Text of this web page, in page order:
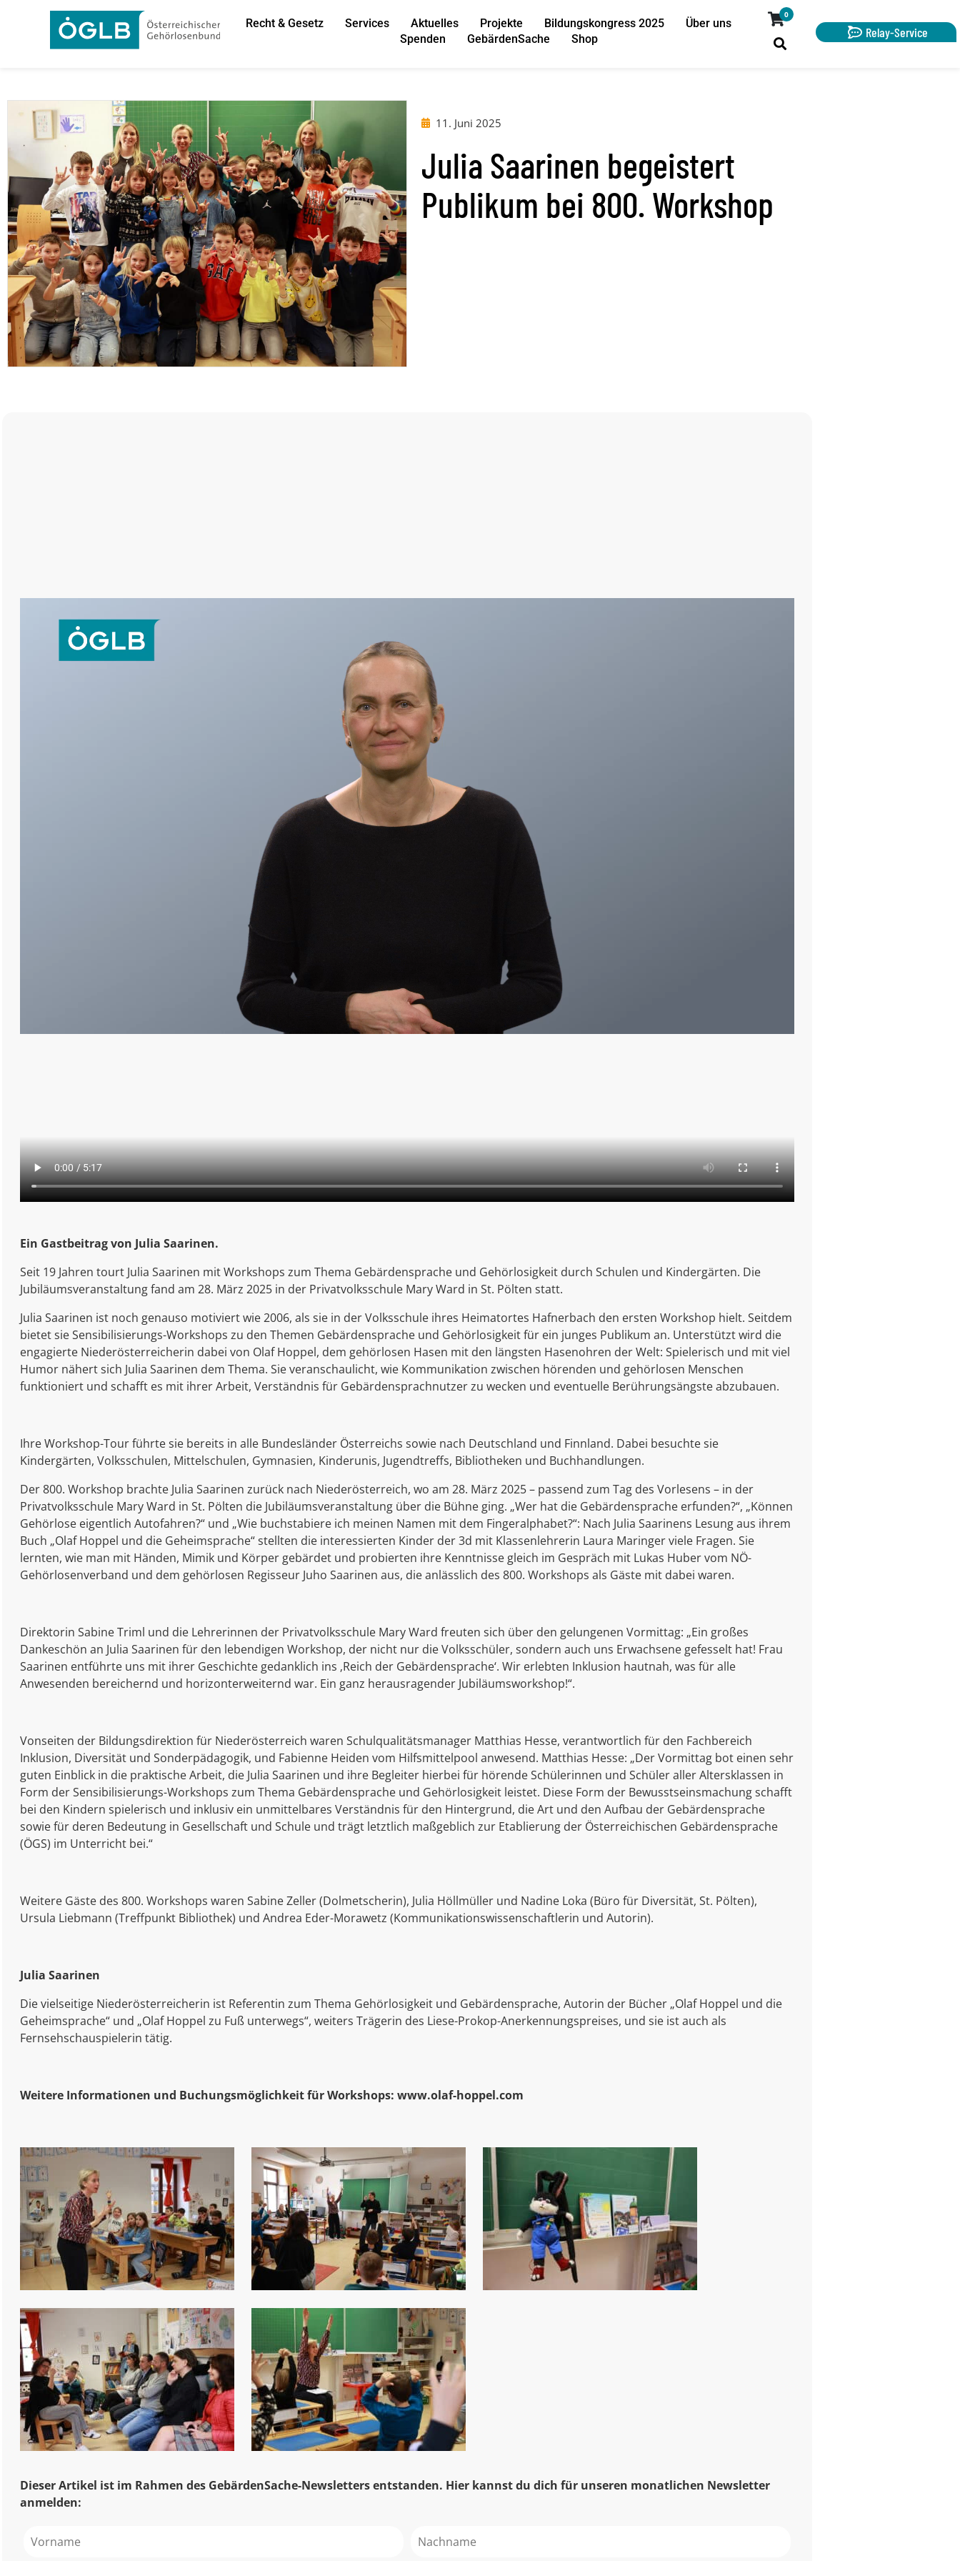
Recht & Gesetz Services Aktuelles Projekte Bildungskongress 2025
Über uns
Spenden
GebärdenSache Shop
0
Relay-Service
11. Juni 2025
Julia Saarinen begeistert
Publikum bei 800. Workshop
Ein Gastbeitrag von Julia Saarinen.
Seit 19 Jahren tourt Julia Saarinen mit Workshops zum Thema Gebärdensprache und Gehörlosigkeit durch Schulen und Kindergärten. Die
Jubiläumsveranstaltung fand am 28. März 2025 in der Privatvolksschule Mary Ward in St. Pölten statt.
Julia Saarinen ist noch genauso motiviert wie 2006, als sie in der Volksschule ihres Heimatortes Hafnerbach den ersten Workshop hielt. Seitdem
bietet sie Sensibilisierungs-Workshops zu den Themen Gebärdensprache und Gehörlosigkeit für ein junges Publikum an. Unterstützt wird die
engagierte Niederösterreicherin dabei von Olaf Hoppel, dem gehörlosen Hasen mit den längsten Hasenohren der Welt: Spielerisch und mit viel
Humor nähert sich Julia Saarinen dem Thema. Sie veranschaulicht, wie Kommunikation zwischen hörenden und gehörlosen Menschen
funktioniert und schafft es mit ihrer Arbeit, Verständnis für Gebärdensprachnutzer zu wecken und eventuelle Berührungsängste abzubauen.
Ihre Workshop-Tour führte sie bereits in alle Bundesländer Österreichs sowie nach Deutschland und Finnland. Dabei besuchte sie
Kindergärten, Volksschulen, Mittelschulen, Gymnasien, Kinderunis, Jugendtreffs, Bibliotheken und Buchhandlungen.
Der 800. Workshop brachte Julia Saarinen zurück nach Niederösterreich, wo am 28. März 2025 – passend zum Tag des Vorlesens – in der
Privatvolksschule Mary Ward in St. Pölten die Jubiläumsveranstaltung über die Bühne ging. „Wer hat die Gebärdensprache erfunden?“, „Können
Gehörlose eigentlich Autofahren?“ und „Wie buchstabiere ich meinen Namen mit dem Fingeralphabet?“: Nach Julia Saarinens Lesung aus ihrem
Buch „Olaf Hoppel und die Geheimsprache“ stellten die interessierten Kinder der 3d mit Klassenlehrerin Laura Maringer viele Fragen. Sie
lernten, wie man mit Händen, Mimik und Körper gebärdet und probierten ihre Kenntnisse gleich im Gespräch mit Lukas Huber vom NÖ-
Gehörlosenverband und dem gehörlosen Regisseur Juho Saarinen aus, die anlässlich des 800. Workshops als Gäste mit dabei waren.
Direktorin Sabine Triml und die Lehrerinnen der Privatvolksschule Mary Ward freuten sich über den gelungenen Vormittag: „Ein großes
Dankeschön an Julia Saarinen für den lebendigen Workshop, der nicht nur die Volksschüler, sondern auch uns Erwachsene gefesselt hat! Frau
Saarinen entführte uns mit ihrer Geschichte gedanklich ins ‚Reich der Gebärdensprache‘. Wir erlebten Inklusion hautnah, was für alle
Anwesenden bereichernd und horizonterweiternd war. Ein ganz herausragender Jubiläumsworkshop!“.
Vonseiten der Bildungsdirektion für Niederösterreich waren Schulqualitätsmanager Matthias Hesse, verantwortlich für den Fachbereich
Inklusion, Diversität und Sonderpädagogik, und Fabienne Heiden vom Hilfsmittelpool anwesend. Matthias Hesse: „Der Vormittag bot einen sehr
guten Einblick in die praktische Arbeit, die Julia Saarinen und ihre Begleiter hierbei für hörende Schülerinnen und Schüler aller Altersklassen in
Form der Sensibilisierungs-Workshops zum Thema Gebärdensprache und Gehörlosigkeit leistet. Diese Form der Bewusstseinsmachung schafft
bei den Kindern spielerisch und inklusiv ein unmittelbares Verständnis für den Hintergrund, die Art und den Aufbau der Gebärdensprache
sowie für deren Bedeutung in Gesellschaft und Schule und trägt letztlich maßgeblich zur Etablierung der Österreichischen Gebärdensprache
(ÖGS) im Unterricht bei.“
Weitere Gäste des 800. Workshops waren Sabine Zeller (Dolmetscherin), Julia Höllmüller und Nadine Loka (Büro für Diversität, St. Pölten),
Ursula Liebmann (Treffpunkt Bibliothek) und Andrea Eder-Morawetz (Kommunikationswissenschaftlerin und Autorin).
Julia Saarinen
Die vielseitige Niederösterreicherin ist Referentin zum Thema Gehörlosigkeit und Gebärdensprache, Autorin der Bücher „Olaf Hoppel und die
Geheimsprache“ und „Olaf Hoppel zu Fuß unterwegs“, weiters Trägerin des Liese-Prokop-Anerkennungspreises, und sie ist auch als
Fernsehschauspielerin tätig.
Weitere Informationen und Buchungsmöglichkeit für Workshops: www.olaf-hoppel.com
Dieser Artikel ist im Rahmen des GebärdenSache-Newsletters entstanden. Hier kannst du dich für unseren monatlichen Newsletter
anmelden: